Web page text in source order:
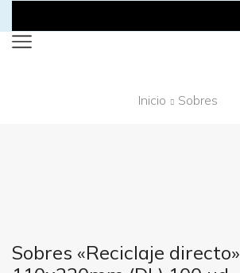
Inicio Sobres
Sobres «Reciclaje directo»